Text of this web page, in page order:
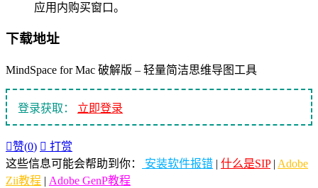
应用内购买窗口。
下载地址
MindSpace for Mac 破解版 – 轻量简洁思维导图工具
登录获取： 立即登录
赞(0)  打赏
这些信息可能会帮助到你：
安装软件报错 | 什么是SIP| Adobe
Zii教程 | Adobe GenP教程